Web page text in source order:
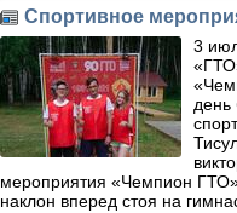
Спортивное
3
день
мероприятия «Чемпион ГТО»
наклон вперед стоя на